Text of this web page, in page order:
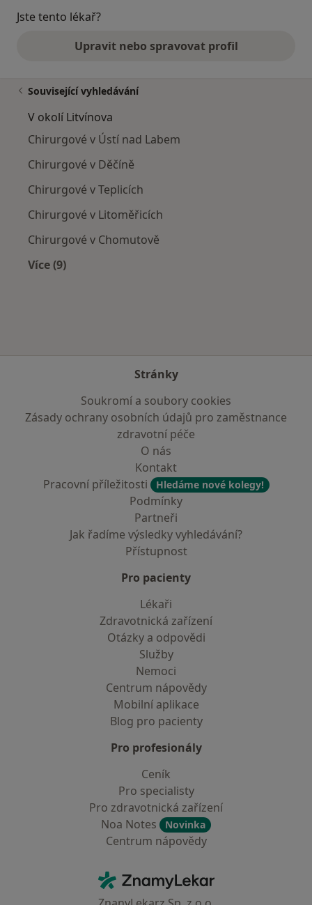
Jste tento lékař?
Upravit nebo spravovat profil
Související vyhledávání
V okolí Litvínova
Chirurgové v Ústí nad Labem
Chirurgové v Děčíně
Chirurgové v Teplicích
Chirurgové v Litoměřicích
Chirurgové v Chomutově
Více (9)
Stránky
Soukromí a soubory cookies
Zásady ochrany osobních údajů pro zaměstnance
zdravotní péče
O nás
Kontakt
Pracovní příležitosti
Hledáme nové kolegy!
Podmínky
Partneři
Jak řadíme výsledky vyhledávání?
Přístupnost
Pro pacienty
Lékaři
Zdravotnická zařízení
Otázky a odpovědi
Služby
Nemoci
Centrum nápovědy
Mobilní aplikace
Blog pro pacienty
Pro profesionály
Ceník
Pro specialisty
Pro zdravotnická zařízení
Noa Notes
Novinka
Centrum nápovědy
ZnamyLekar - Hlavní stránka